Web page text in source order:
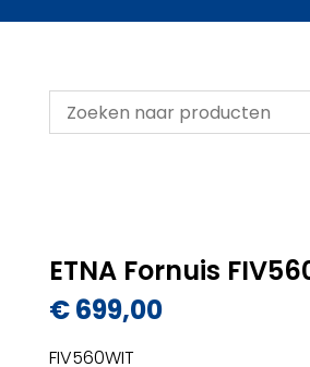
ETNA Fornuis
€699,00
FIV560WIT